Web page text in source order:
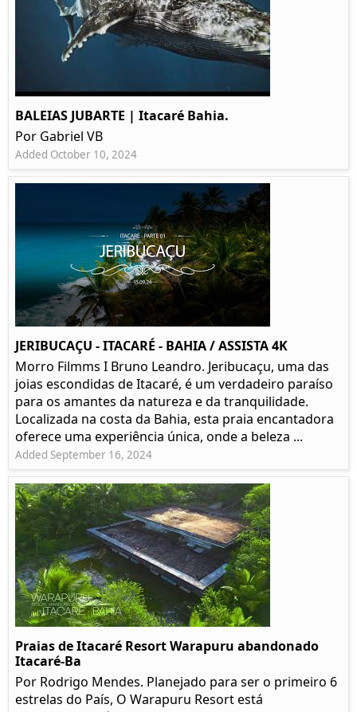
BALEIAS JUBARTE | Itacaré Bahia.
Por Gabriel VB
Added October 10, 2024
JERIBUCAÇU - ITACARÉ - BAHIA / ASSISTA 4K
Morro Filmms I Bruno Leandro. Jeribucaçu, uma das
joias escondidas de Itacaré, é um verdadeiro paraíso
para os amantes da natureza e da tranquilidade.
Localizada na costa da Bahia, esta praia encantadora
oferece uma experiência única, onde a beleza ...
Added September 16, 2024
Praias de Itacaré Resort Warapuru abandonado
Itacaré-Ba
Por Rodrigo Mendes. Planejado para ser o primeiro 6
estrelas do País, O Warapuru Resort está